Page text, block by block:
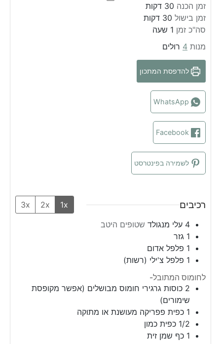
זמן הכנה 30
m
i
n
s
דקות
זמן בישול 30
m
i
e
s
דקות
סה"כ זמן 1
h
o
שעה
מנות 4 רולים
להדפסת המתכון
WhatsApp
לשמירה בפינטרסט
רכיבים 1x
2x
3x
4 עלי מנגולד שטופים היטב
1 גזר
1 פלפל אדום
1 פלפל צ'ילי (רשות)
לחומוס המתובל-
2 כוסות גרגירי חומוס מבושלים (אפשר מקופסת
שימורים)
1 כפית פפריקה מעושנת או מתוקה
1/2 כפית כמון
1 כף שמן זית